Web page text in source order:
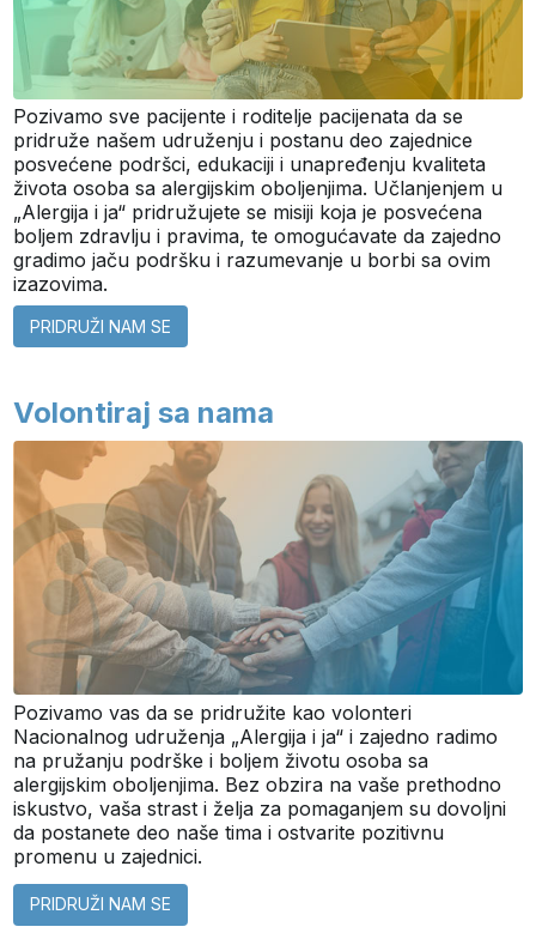
Pozivamo sve pacijente i roditelje pacijenata da se
pridruže našem udruženju i postanu deo zajednice
posvećene podršci, edukaciji i unapređenju kvaliteta
života osoba sa alergijskim oboljenjima. Učlanjenjem u
„Alergija i ja“ pridružujete se misiji koja je posvećena
boljem zdravlju i pravima, te omogućavate da zajedno
gradimo jaču podršku i razumevanje u borbi sa ovim
izazovima.
PRIDRUŽI NAM SE
Volontiraj sa nama
Pozivamo vas da se pridružite kao volonteri
Nacionalnog udruženja „Alergija i ja“ i zajedno radimo
na pružanju podrške i boljem životu osoba sa
alergijskim oboljenjima. Bez obzira na vaše prethodno
iskustvo, vaša strast i želja za pomaganjem su dovoljni
da postanete deo naše tima i ostvarite pozitivnu
promenu u zajednici.
PRIDRUŽI NAM SE